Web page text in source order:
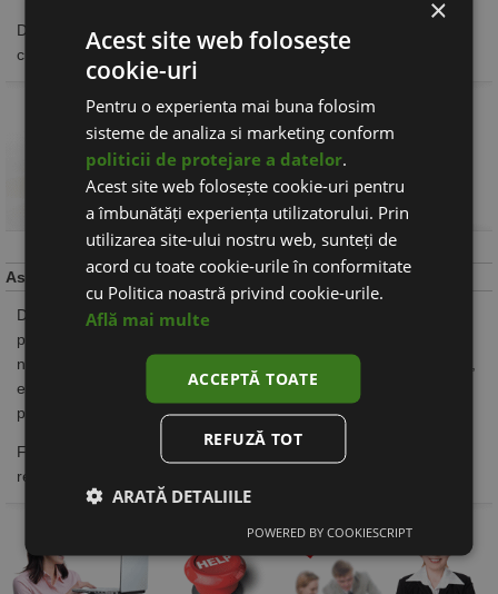
De asemenea, posibilitatea de a face plati online sporeste
credibilitatea magazinului si inspira incredere clientilor.
Asistenta si suport tehnic online
Daca apar probleme cu functionarea aplicatiei dupa predarea
platformei, site-ul a fost atacat de virusi sau pur si simplu aveti
nelamuriri in legatura cu utilizarea platformei de magazine online,
echipa Webecom este pregatita sa intervina pentru a rezolva
problema, prin sistemul de suport online.
Fiecare pachet Webeshop include 12 luni de garantie pentru
rezolvarea oricaror disfunctionalitati.
×
Acest site web folosește
cookie-uri
Pentru o experienta mai buna folosim
sisteme de analiza si marketing conform
politicii de protejare a datelor.
Acest site web folosește cookie-uri pentru
a îmbunătăți experiența utilizatorului. Prin
utilizarea site-ului nostru web, sunteți de
acord cu toate cookie-urile în conformitate
cu Politica noastră privind cookie-urile.
Află mai multe
ACCEPTĂ TOATE
REFUZĂ TOT
ARATĂ DETALIILE
POWERED BY COOKIESCRIPT